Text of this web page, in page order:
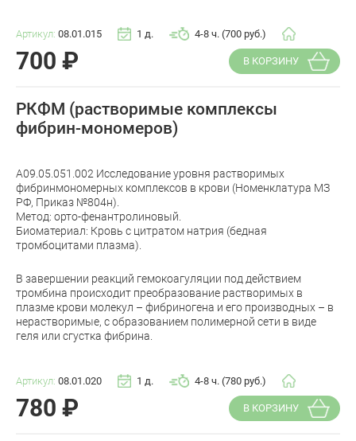
Артикул: 08.01.015 1 д. 4-8 ч. (700 руб.)
700 ₽ В КОРЗИНУ
РКФМ (растворимые комплексы
фибрин-мономеров)
A09.05.051.002 Исследование уровня растворимых
фибринмономерных комплексов в крови (Номенклатура МЗ
РФ, Приказ №804н).
Метод: орто-фенантролиновый.
Биоматериал: Кровь с цитратом натрия (бедная
тромбоцитами плазма).
В завершении реакций гемокоагуляции под действием
тромбина происходит преобразование растворимых в
плазме крови молекул – фибриногена и его производных – в
нерастворимые, с образованием полимерной сети в виде
геля или сгустка фибрина.
Артикул: 08.01.020 1 д. 4-8 ч. (780 руб.)
780 ₽ В КОРЗИНУ